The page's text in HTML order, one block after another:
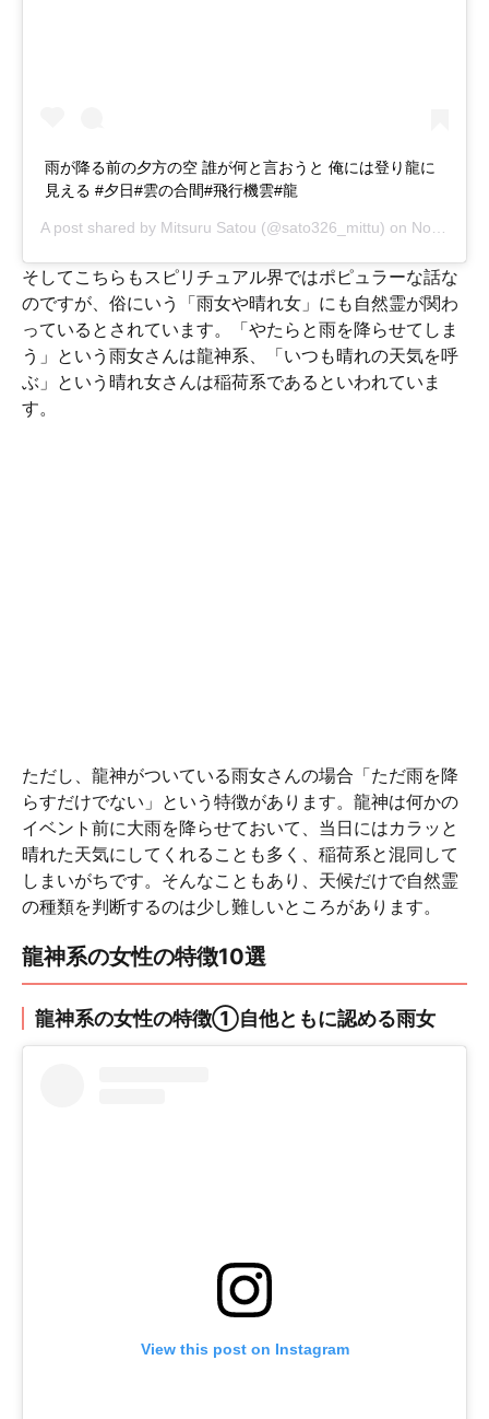
雨が降る前の夕方の空 誰が何と言おうと 俺には登り龍に
見える #夕日#雲の合間#飛行機雲#龍
A post shared by Mitsuru Satou (@sato326_mittu) on Nov 9, 2018 at 1:32am PST
そしてこちらもスピリチュアル界ではポピュラーな話な
のですが、俗にいう「雨女や晴れ女」にも自然霊が関わ
っているとされています。「やたらと雨を降らせてしま
う」という雨女さんは龍神系、「いつも晴れの天気を呼
ぶ」という晴れ女さんは稲荷系であるといわれていま
す。
ただし、龍神がついている雨女さんの場合「ただ雨を降
らすだけでない」という特徴があります。龍神は何かの
イベント前に大雨を降らせておいて、当日にはカラッと
晴れた天気にしてくれることも多く、稲荷系と混同して
しまいがちです。そんなこともあり、天候だけで自然霊
の種類を判断するのは少し難しいところがあります。
龍神系の女性の特徴10選
龍神系の女性の特徴①自他ともに認める雨女
View this post on Instagram